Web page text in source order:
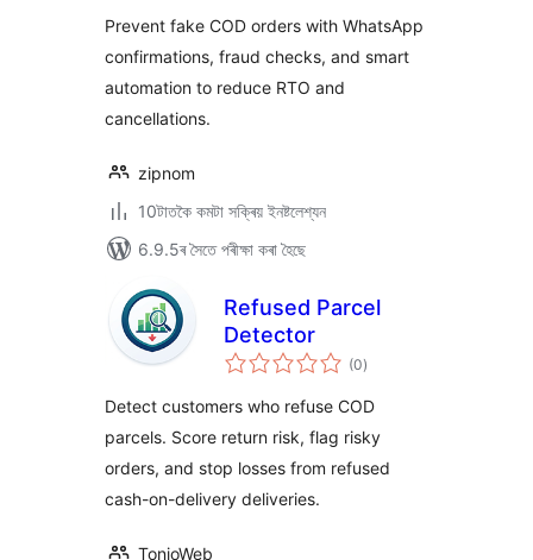
Prevent fake COD orders with WhatsApp
confirmations, fraud checks, and smart
automation to reduce RTO and
cancellations.
zipnom
10টাতকৈ কমটা সক্ৰিয় ইনষ্টলেশ্যন
6.9.5ৰ সৈতে পৰীক্ষা কৰা হৈছে
Refused Parcel
Detector
(0টা
মুঠ)
Detect customers who refuse COD
parcels. Score return risk, flag risky
orders, and stop losses from refused
cash-on-delivery deliveries.
TonioWeb